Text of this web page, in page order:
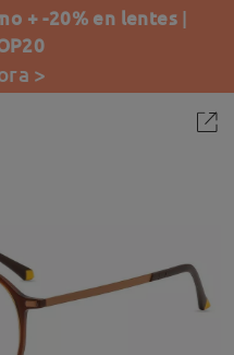
+ -20% en lentes |
>